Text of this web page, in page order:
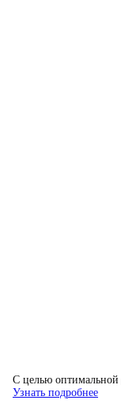
C целью оптимальной
Узнать подробнее